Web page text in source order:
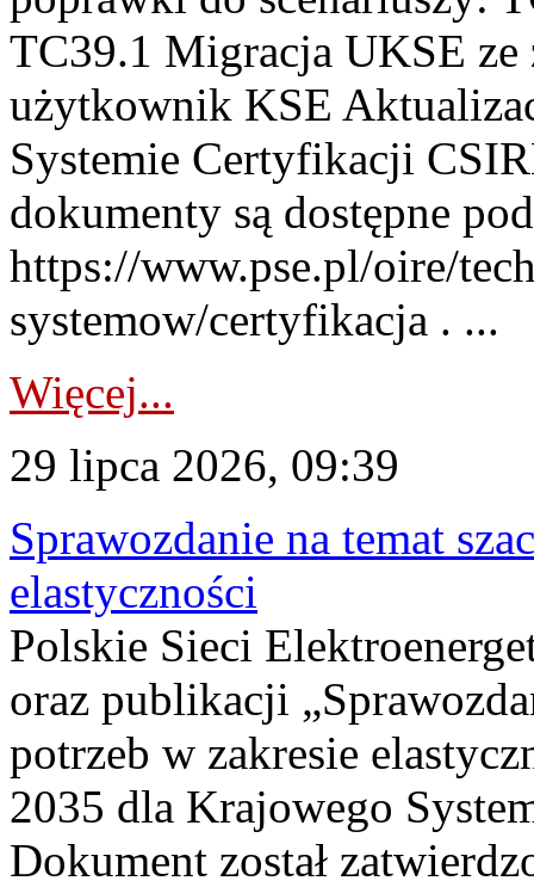
TC39.1 Migracja UKSE
użytkownik KSE
Systemie Certyfikacji
dokumenty są dostępne
https://www.pse.pl/oire/
systemow/certyfikacja . ...
Więcej...
29 lipca 2026, 09:39
Sprawozdanie na temat
elastyczności
Polskie Sieci
oraz publikacji
potrzeb w zakresie
2035 dla Krajowego
Dokument został